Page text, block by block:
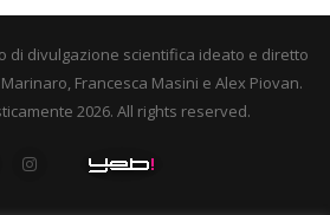
di divulgazione scientifica ideato e diretto
Francesca Masini e Alex Piovan.
2026. All rights reserved.